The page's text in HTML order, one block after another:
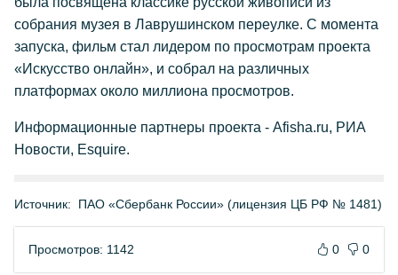
собрания музея в Лаврушинском переулке. С момента
запуска, фильм стал лидером по просмотрам проекта
«Искусство онлайн», и собрал на различных
платформах около миллиона просмотров.
Информационные партнеры проекта - Afisha.ru, РИА
Новости, Esquire.
Источник: ПАО «Сбербанк России» (лицензия ЦБ РФ № 1481)
Просмотров: 1142 0 0